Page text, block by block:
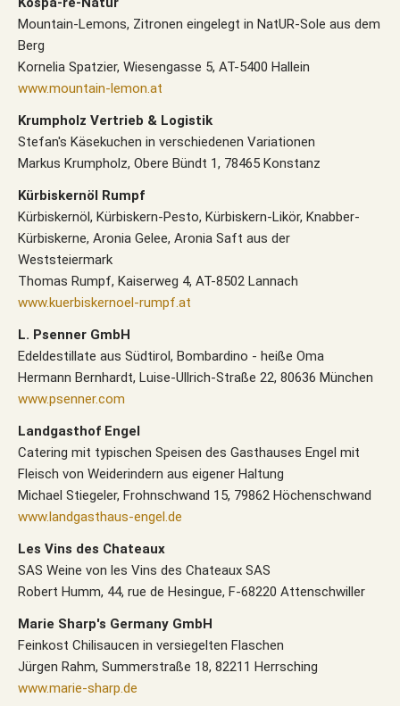
Mountain-Lemons, Zitronen eingelegt in NatUR-Sole aus dem
Berg
Kornelia Spatzier, Wiesengasse 5, AT-5400 Hallein
www.mountain-lemon.at
Krumpholz Vertrieb & Logistik
Stefan's Käsekuchen in verschiedenen Variationen
Markus Krumpholz, Obere Bündt 1, 78465 Konstanz
Kürbiskernöl Rumpf
Kürbiskernöl, Kürbiskern-Pesto, Kürbiskern-Likör, Knabber-
Kürbiskerne, Aronia Gelee, Aronia Saft aus der
Weststeiermark
Thomas Rumpf, Kaiserweg 4, AT-8502 Lannach
www.kuerbiskernoel-rumpf.at
L. Psenner GmbH
Edeldestillate aus Südtirol, Bombardino - heiße Oma
Hermann Bernhardt, Luise-Ullrich-Straße 22, 80636 München
www.psenner.com
Landgasthof Engel
Catering mit typischen Speisen des Gasthauses Engel mit
Fleisch von Weiderindern aus eigener Haltung
Michael Stiegeler, Frohnschwand 15, 79862 Höchenschwand
www.landgasthaus-engel.de
Les Vins des Chateaux
SAS Weine von les Vins des Chateaux SAS
Robert Humm, 44, rue de Hesingue, F-68220 Attenschwiller
Marie Sharp's Germany GmbH
Feinkost Chilisaucen in versiegelten Flaschen
Jürgen Rahm, Summerstraße 18, 82211 Herrsching
www.marie-sharp.de